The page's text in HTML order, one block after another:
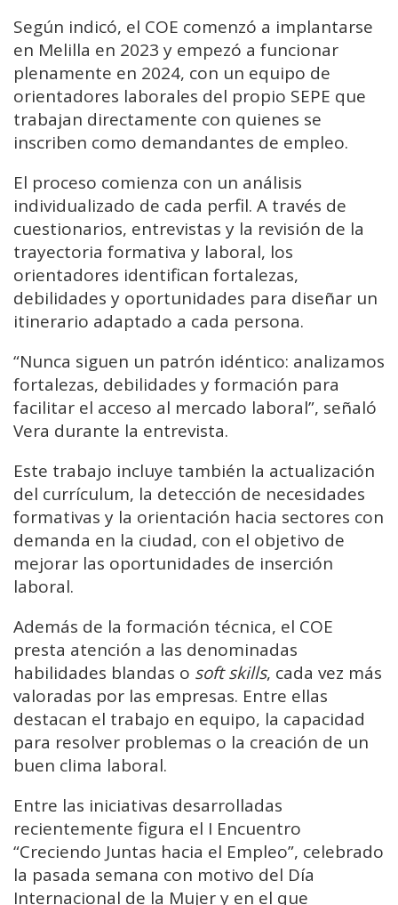
Según indicó, el COE comenzó a implantarse
en Melilla en 2023 y empezó a funcionar
plenamente en 2024, con un equipo de
orientadores laborales del propio SEPE que
trabajan directamente con quienes se
inscriben como demandantes de empleo.
El proceso comienza con un análisis
individualizado de cada perfil. A través de
cuestionarios, entrevistas y la revisión de la
trayectoria formativa y laboral, los
orientadores identifican fortalezas,
debilidades y oportunidades para diseñar un
itinerario adaptado a cada persona.
“Nunca siguen un patrón idéntico: analizamos
fortalezas, debilidades y formación para
facilitar el acceso al mercado laboral”, señaló
Vera durante la entrevista.
Este trabajo incluye también la actualización
del currículum, la detección de necesidades
formativas y la orientación hacia sectores con
demanda en la ciudad, con el objetivo de
mejorar las oportunidades de inserción
laboral.
Además de la formación técnica, el COE
presta atención a las denominadas
habilidades blandas o soft skills, cada vez más
valoradas por las empresas. Entre ellas
destacan el trabajo en equipo, la capacidad
para resolver problemas o la creación de un
buen clima laboral.
Entre las iniciativas desarrolladas
recientemente figura el I Encuentro
“Creciendo Juntas hacia el Empleo”, celebrado
la pasada semana con motivo del Día
Internacional de la Mujer y en el que